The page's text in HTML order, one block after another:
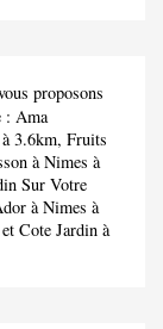
proposons
: Ama
3.6km, Fruits
à Nimes à
Sur Votre
à Nimes à
Cote Jardin à